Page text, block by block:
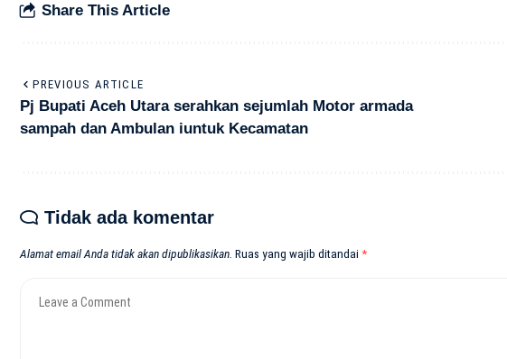
Share This Article
PREVIOUS ARTICLE
Pj Bupati Aceh Utara serahkan sejumlah Motor armada
sampah dan Ambulan iuntuk Kecamatan
Tidak ada komentar
Alamat email Anda tidak akan dipublikasikan. Ruas yang wajib ditandai*